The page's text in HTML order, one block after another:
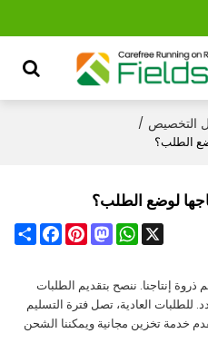
التخصيص /
الطلب؟
لوضع الطلب؟
Share
FacebookPinterest
Mastodon
WhatsApp
X
إنتاجنا. ننصح بتقديم الطلبات
العادية، تصل فترة التسليم
نقدم خدمة تخزين مجانية ويمكننا الشحن